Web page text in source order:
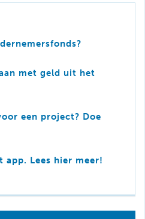
met geld uit het
een project? Doe
app. Lees hier meer!